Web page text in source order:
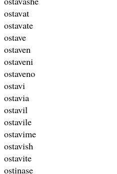
ostavat
ostavate
ostave
ostaven
ostaveni
ostaveno
ostavi
ostavia
ostavil
ostavile
ostavime
ostavish
ostavite
ostinase